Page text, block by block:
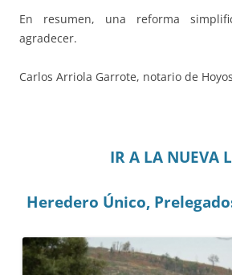
En resumen, una reforma
agradecer.
Carlos Arriola Garrote, notario de
IR A LA NUEVA
Heredero Único,